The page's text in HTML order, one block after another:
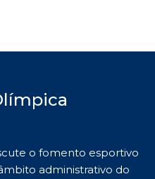
o fomento esportivo
administrativo do